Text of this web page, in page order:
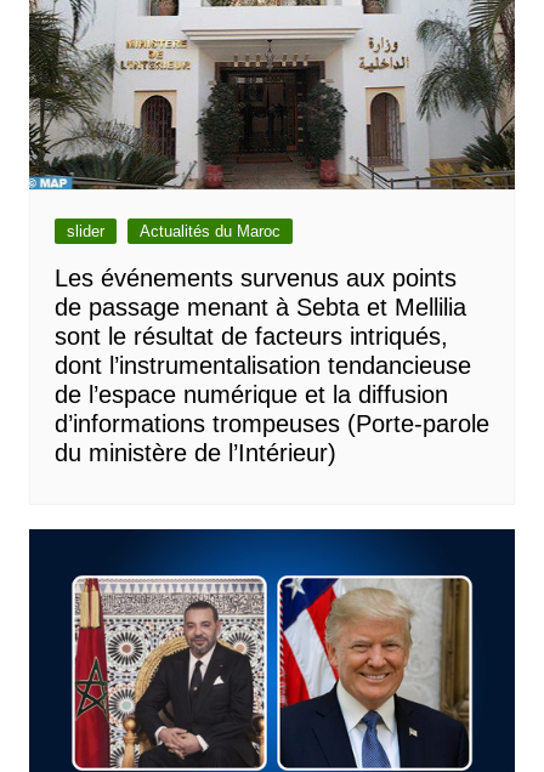
slider Actualités du Maroc
Les événements survenus aux points
de passage menant à Sebta et Mellilia
sont le résultat de facteurs intriqués,
dont l’instrumentalisation tendancieuse
de l’espace numérique et la diffusion
d’informations trompeuses (Porte-parole
du ministère de l’Intérieur)